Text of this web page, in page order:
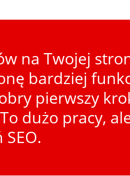
na Twojej
bardziej
pierwszy
dużo pracy,